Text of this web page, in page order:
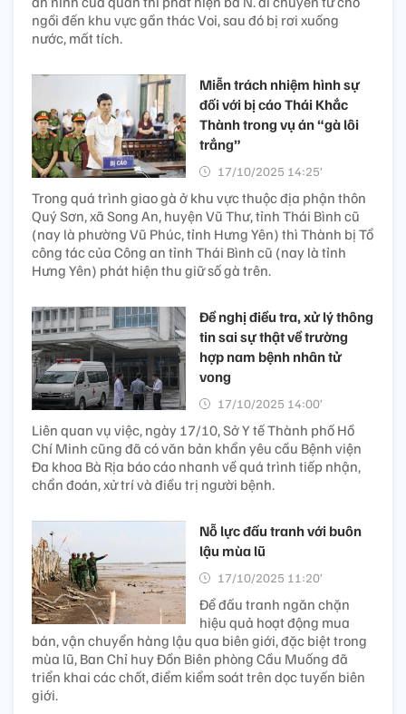
ngồi đến khu vực gần thác Voi, sau đó bị rơi xuống
nước, mất tích.
Miễn trách nhiệm hình sự
đối với bị cáo Thái Khắc
Thành trong vụ án “gà lôi
trắng”
17/10/2025 14:25’
Trong quá trình giao gà ở khu vực thuộc địa phận thôn
Quý Sơn, xã Song An, huyện Vũ Thư, tỉnh Thái Bình cũ
(nay là phường Vũ Phúc, tỉnh Hưng Yên) thì Thành bị Tổ
công tác của Công an tỉnh Thái Bình cũ (nay là tỉnh
Hưng Yên) phát hiện thu giữ số gà trên.
Đề nghị điều tra, xử lý thông
tin sai sự thật về trường
hợp nam bệnh nhân tử
vong
17/10/2025 14:00’
Liên quan vụ việc, ngày 17/10, Sở Y tế Thành phố Hồ
Chí Minh cũng đã có văn bản khẩn yêu cầu Bệnh viện
Đa khoa Bà Rịa báo cáo nhanh về quá trình tiếp nhận,
chẩn đoán, xử trí và điều trị người bệnh.
Nỗ lực đấu tranh với buôn
lậu mùa lũ
17/10/2025 11:20’
Để đấu tranh ngăn chặn
hiệu quả hoạt động mua
bán, vận chuyển hàng lậu qua biên giới, đặc biệt trong
mùa lũ, Ban Chỉ huy Đồn Biên phòng Cầu Muống đã
triển khai các chốt, điểm kiểm soát trên dọc tuyến biên
giới.